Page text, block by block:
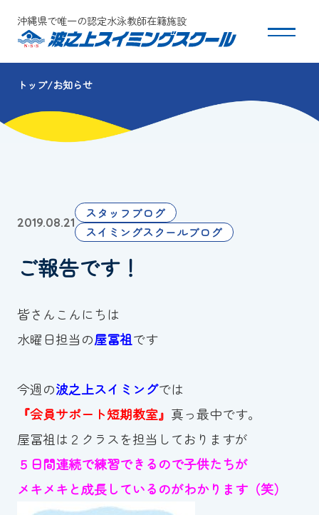
沖縄県で唯一の認定水泳教師在籍施設
スクールについて
コース・クラス紹介
団体会員募集
保護者の方へ
採用情報
お知らせ
カレンダー
波スイタイムズ
お問い合わせ
トップ お知らせ
2019.08.21
スタッフブログ
スイミングスクールブログ
ご報告です！
皆さんこんにちは
水曜日担当の屋冨祖です
今週の波之上スイミングでは
『会員サポート短期教室』 真っ最中です。
屋冨祖は２クラスを担当しておりますが
５日間連続で練習できるので子供たちが
メキメキと成長しているのがわかります（笑）